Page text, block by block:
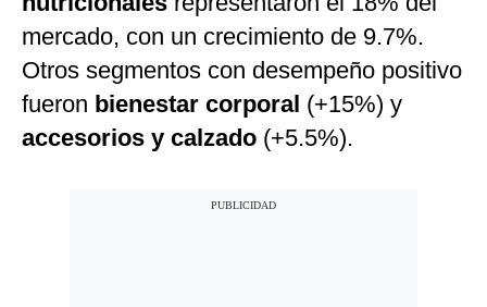
mercado, con un crecimiento de 9.7%.
Otros segmentos con desempeño positivo
fueron bienestar corporal (+15%) y
accesorios y calzado (+5.5%).